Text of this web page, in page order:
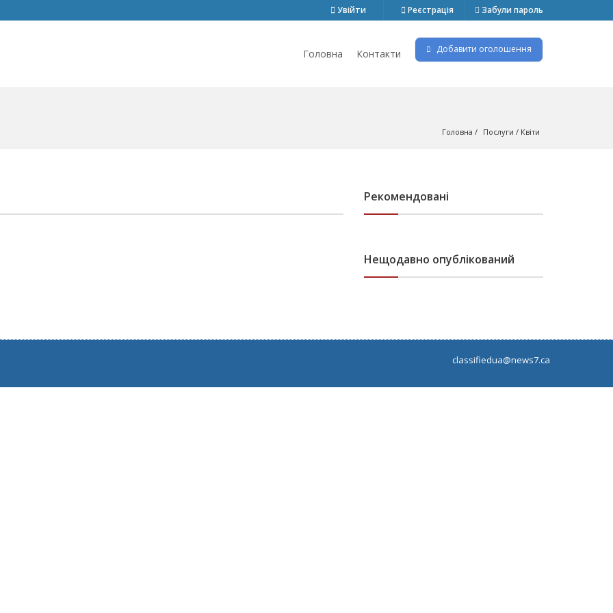
Увійти Реєстрація Забули пароль
Головна Контакти Добавити оголошення
Головна Послуги / Квіти
Рекомендовані
Нещодавно опублікований
classifiedua@news7.ca